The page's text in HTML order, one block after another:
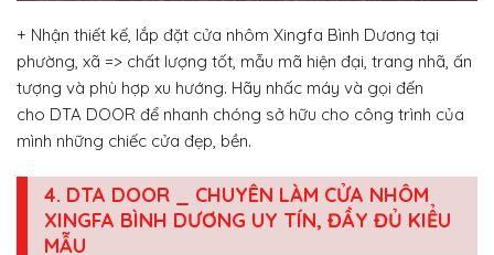
+ Nhận thiết kế, lắp đặt cửa nhôm Xingfa Bình Dương tại
phường, xã => chất lượng tốt, mẫu mã hiện đại, trang nhã, ấn
tượng và phù hợp xu hướng. Hãy nhấc máy và gọi đến
cho DTA DOOR để nhanh chóng sở hữu cho công trình của
mình những chiếc cửa đẹp, bền.
4. DTA DOOR _ CHUYÊN LÀM CỬA NHÔM
XINGFA BÌNH DƯƠNG UY TÍN, ĐẦY ĐỦ KIỂU
MẪU